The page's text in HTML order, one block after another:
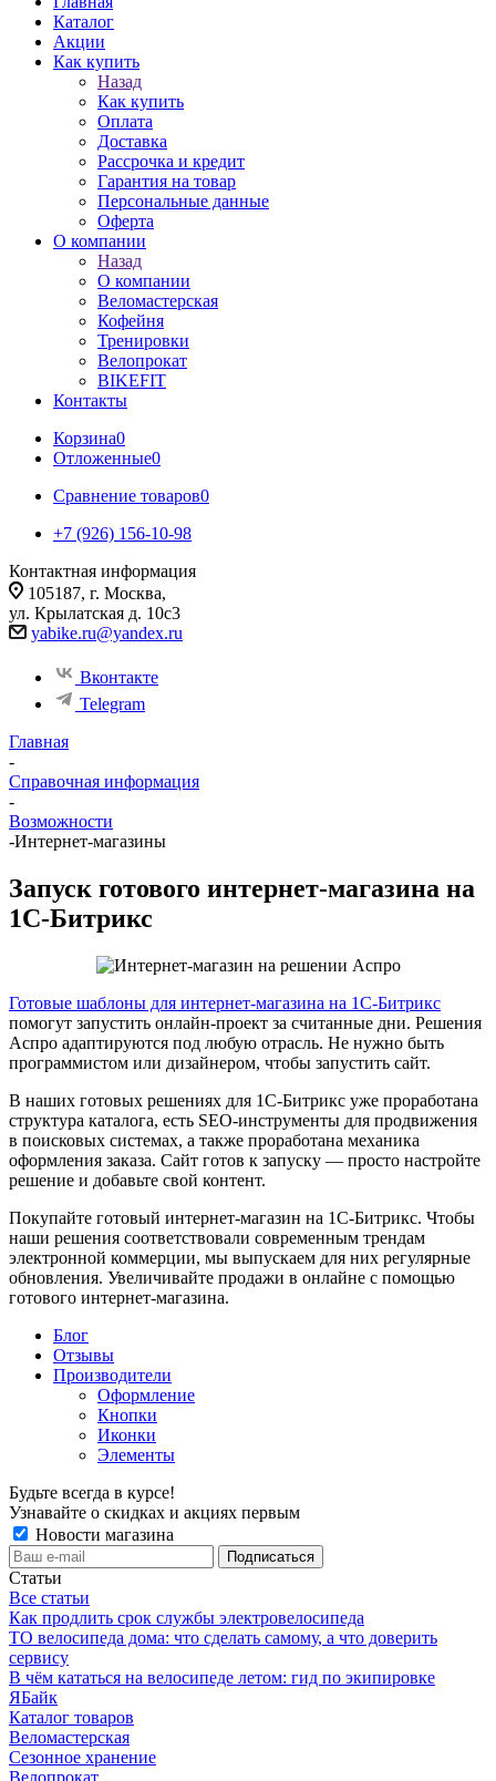
Каталог
Акции
Как купить
Назад
Как купить
Оплата
Доставка
Рассрочка и кредит
Гарантия на товар
Персональные данные
Оферта
О компании
Назад
О компании
Веломастерская
Кофейня
Тренировки
Велопрокат
BIKEFIT
Контакты
Корзина0
Отложенные0
Сравнение товаров0
+7 (926) 156-10-98
Контактная информация
105187, г. Москва,
ул. Крылатская д. 10с3
yabike.ru@yandex.ru
Вконтакте
Telegram
Главная
-
Справочная информация
-
Возможности
-Интернет-магазины
Запуск готового интернет-магазина на
1С-Битрикс
Готовые шаблоны для интернет-магазина на 1С-Битрикс
помогут запустить онлайн-проект за считанные дни. Решения
Аспро адаптируются под любую отрасль. Не нужно быть
программистом или дизайнером, чтобы запустить сайт.
В наших готовых решениях для 1С-Битрикс уже проработана
структура каталога, есть SEO-инструменты для продвижения
в поисковых системах, а также проработана механика
оформления заказа. Сайт готов к запуску — просто настройте
решение и добавьте свой контент.
Покупайте готовый интернет-магазин на 1С-Битрикс. Чтобы
наши решения соответствовали современным трендам
электронной коммерции, мы выпускаем для них регулярные
обновления. Увеличивайте продажи в онлайне с помощью
готового интернет-магазина.
Блог
Отзывы
Производители
Оформление
Кнопки
Иконки
Элементы
Будьте всегда в курсе!
Узнавайте о скидках и акциях первым
Новости магазина
Статьи
Все статьи
Как продлить срок службы электровелосипеда
ТО велосипеда дома: что сделать самому, а что доверить
сервису
В чём кататься на велосипеде летом: гид по экипировке
ЯБайк
Каталог товаров
Веломастерская
Сезонное хранение
Велопрокат